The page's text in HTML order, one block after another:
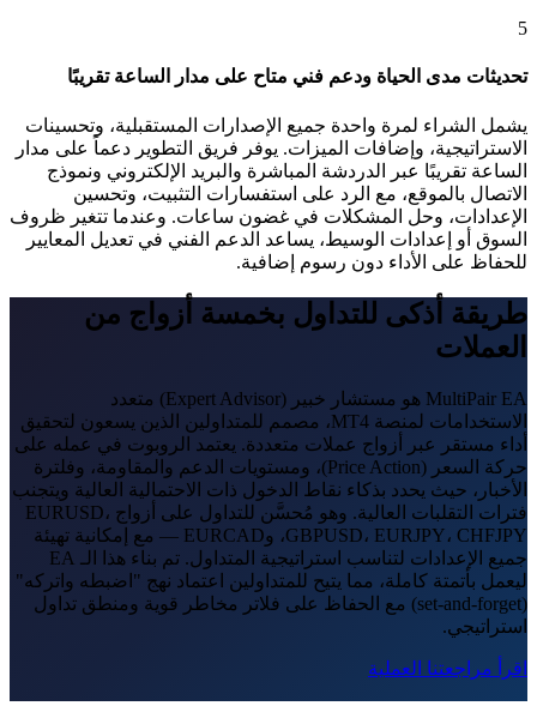
5
تحديثات مدى الحياة ودعم فني متاح على مدار الساعة تقريبًا
يشمل الشراء لمرة واحدة جميع الإصدارات المستقبلية، وتحسينات
الاستراتيجية، وإضافات الميزات. يوفر فريق التطوير دعماً على مدار
الساعة تقريبًا عبر الدردشة المباشرة والبريد الإلكتروني ونموذج
الاتصال بالموقع، مع الرد على استفسارات التثبيت، وتحسين
الإعدادات، وحل المشكلات في غضون ساعات. وعندما تتغير ظروف
السوق أو إعدادات الوسيط، يساعد الدعم الفني في تعديل المعايير
للحفاظ على الأداء دون رسوم إضافية.
طريقة أذكى للتداول بخمسة أزواج من
العملات
MultiPair EA هو مستشار خبير (Expert Advisor) متعدد
الاستخدامات لمنصة MT4، مصمم للمتداولين الذين يسعون لتحقيق
أداء مستقر عبر أزواج عملات متعددة. يعتمد الروبوت في عمله على
حركة السعر (Price Action)، ومستويات الدعم والمقاومة، وفلترة
الأخبار، حيث يحدد بذكاء نقاط الدخول ذات الاحتمالية العالية ويتجنب
فترات التقلبات العالية. وهو مُحسَّن للتداول على أزواج EURUSD،
GBPUSD، EURJPY، CHFJPY، وEURCAD — مع إمكانية تهيئة
جميع الإعدادات لتناسب استراتيجية المتداول. تم بناء هذا الـ EA
ليعمل بأتمتة كاملة، مما يتيح للمتداولين اعتماد نهج "اضبطه واتركه"
(set-and-forget) مع الحفاظ على فلاتر مخاطر قوية ومنطق تداول
استراتيجي.
اقرأ مراجعتنا العملية